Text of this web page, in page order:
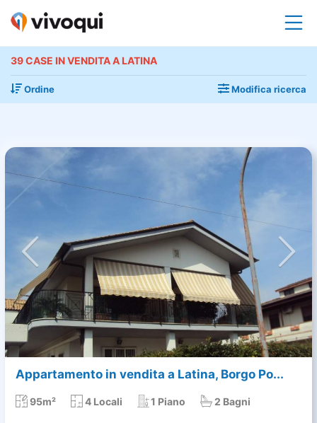
39 CASE IN VENDITA A LATINA
Ordine Modifica ricerca
Appartamento in vendita a Latina, Borgo Po...
95m² 4 Locali 1 Piano 2 Bagni